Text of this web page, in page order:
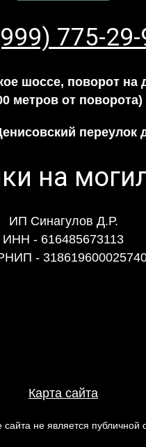
775-29-
шоссе, поворот на
метров от поворота)
переулок
ИП Синагулов Д.Р.
ИНН - 616485673113
-
Карта сайта
не является публичной